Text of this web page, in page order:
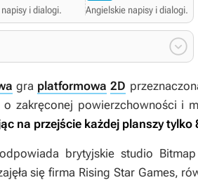
i dialogi.
Angielskie napisy i dialogi.

gra platformowa 2D
o zakręconej powierzchowności i
na przejście każdej planszy tylko
brytyjskie studio
się firma Rising Star Games,